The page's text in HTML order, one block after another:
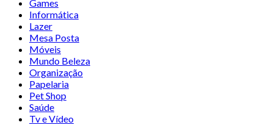
Games
Informática
Lazer
Mesa Posta
Móveis
Mundo Beleza
Organização
Papelaria
Pet Shop
Saúde
Tv e Vídeo